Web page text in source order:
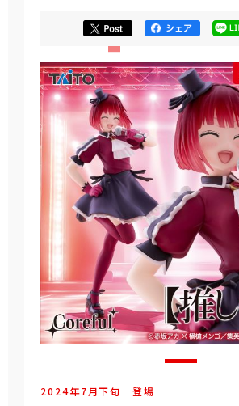
2024年7月下旬 登場